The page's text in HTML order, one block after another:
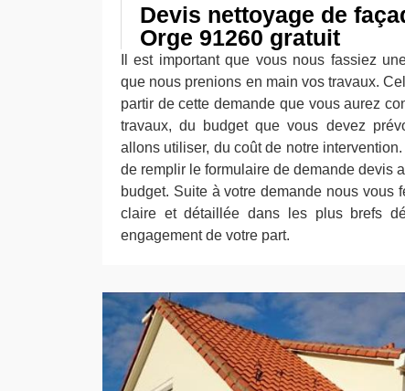
Devis nettoyage de
Orge 91260 gratuit
Il est important que vous nous fassiez
que nous prenions en main vos travaux.
partir de cette demande que vous aurez
travaux, du budget que vous devez
allons utiliser, du coût de notre
de remplir le formulaire de demande devis
budget. Suite à votre demande nous vous
claire et détaillée dans les plus brefs
engagement de votre part.